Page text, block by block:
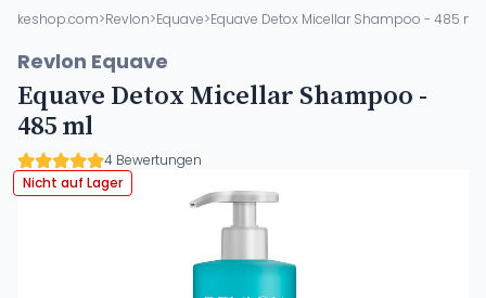
keshop.com>Revlon>Equave>Equave Detox Micellar Shampoo - 485 ml
Revlon Equave
Equave Detox Micellar Shampoo -
485 ml
4 Bewertungen
Nicht auf Lager